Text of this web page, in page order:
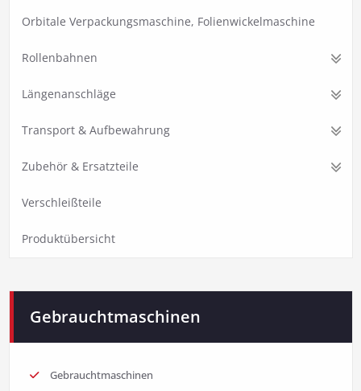
Orbitale Verpackungsmaschine, Folienwickelmaschine
Rollenbahnen
Längenanschläge
Transport & Aufbewahrung
Zubehör & Ersatzteile
Verschleißteile
Produktübersicht
Gebrauchtmaschinen
Gebrauchtmaschinen